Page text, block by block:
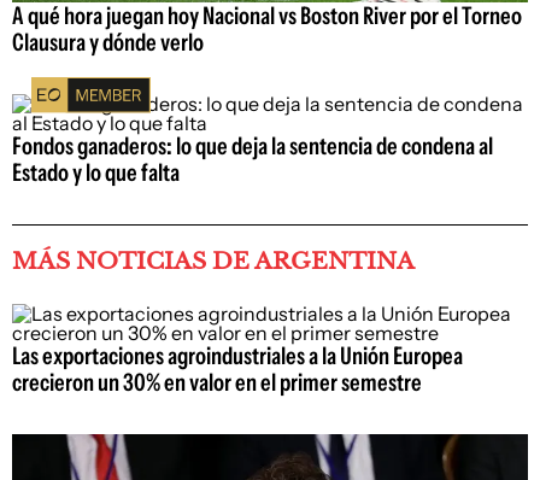
A qué hora juegan hoy Nacional vs Boston River por el Torneo
Clausura y dónde verlo
Fondos ganaderos: lo que deja la sentencia de condena al
Estado y lo que falta
MÁS NOTICIAS DE ARGENTINA
Las exportaciones agroindustriales a la Unión Europea
crecieron un 30% en valor en el primer semestre